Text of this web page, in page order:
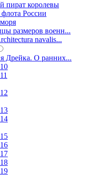
пират королевы
России
размеров военн...
navalis...
Дрейка. О ранних...